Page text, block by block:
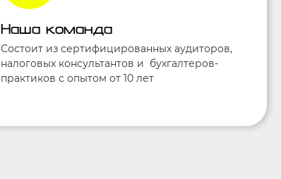
Наша команда
Состоит из сертифицированных аудиторов,
налоговых консультантов и бухгалтеров-
практиков с опытом от 10 лет